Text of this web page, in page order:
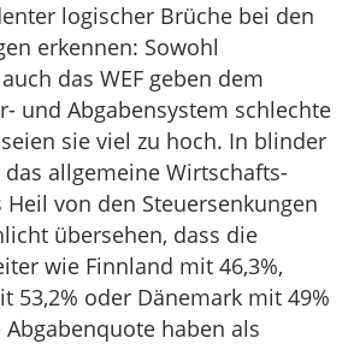
logischer Brüche bei den
erkennen: Sowohl
das WEF geben dem
und Abgabensystem schlechte
sie viel zu hoch. In blinder
allgemeine Wirtschafts-
Heil von den Steuersenkungen
übersehen, dass die
wie Finnland mit 46,3%,
53,2% oder Dänemark mit 49%
haben als